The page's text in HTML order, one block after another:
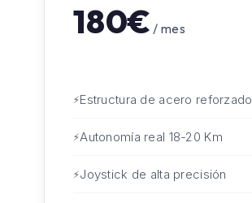
180€ / mes
Estructura de acero reforzado
Autonomía real 18-20 Km
Joystick de alta precisión